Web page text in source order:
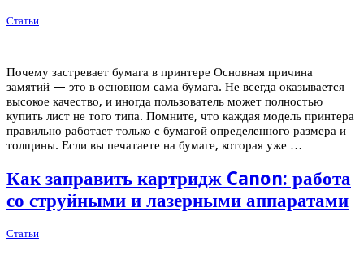
Статьи
Почему застревает бумага в принтере Основная причина
замятий — это в основном сама бумага. Не всегда оказывается
высокое качество, и иногда пользователь может полностью
купить лист не того типа. Помните, что каждая модель принтера
правильно работает только с бумагой определенного размера и
толщины. Если вы печатаете на бумаге, которая уже …
Как заправить картридж Canon: работа
со струйными и лазерными аппаратами
Статьи